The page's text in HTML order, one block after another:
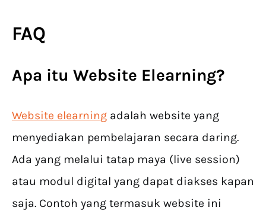
FAQ
Apa itu Website Elearning?
Website elearning adalah website yang
menyediakan pembelajaran secara daring.
Ada yang melalui tatap maya (live session)
atau modul digital yang dapat diakses kapan
saja. Contoh yang termasuk website ini